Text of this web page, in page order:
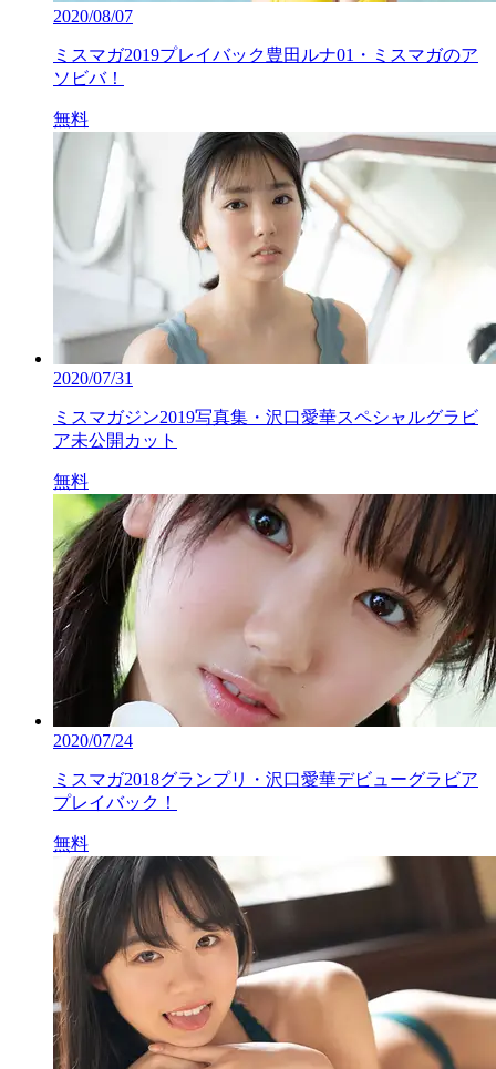
2020/08/07
ミスマガ2019プレイバック豊田ルナ01・ミスマガのア
ソビバ！
無料
2020/07/31
ミスマガジン2019写真集・沢口愛華スペシャルグラビ
ア未公開カット
無料
2020/07/24
ミスマガ2018グランプリ・沢口愛華デビューグラビア
プレイバック！
無料